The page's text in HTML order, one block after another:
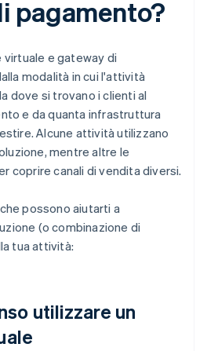
pagamento?
e gateway di
modalità in cui l'attività
dove si trovano i clienti al
e da quanta infrastruttura
Alcune attività utilizzano
mentre altre le
coprire canali di vendita diversi.
possono aiutarti a
(o combinazione di
tua attività:
utilizzare un